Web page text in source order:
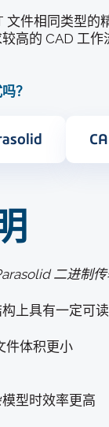
文件相同类型的
高的 CAD 工
？
二进制
上具有一定可
件体积更小
型时效率更高